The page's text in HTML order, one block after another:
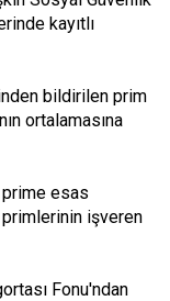
kayıtlı
bildirilen prim
ortalamasına
prime esas
işveren
Fonu'ndan